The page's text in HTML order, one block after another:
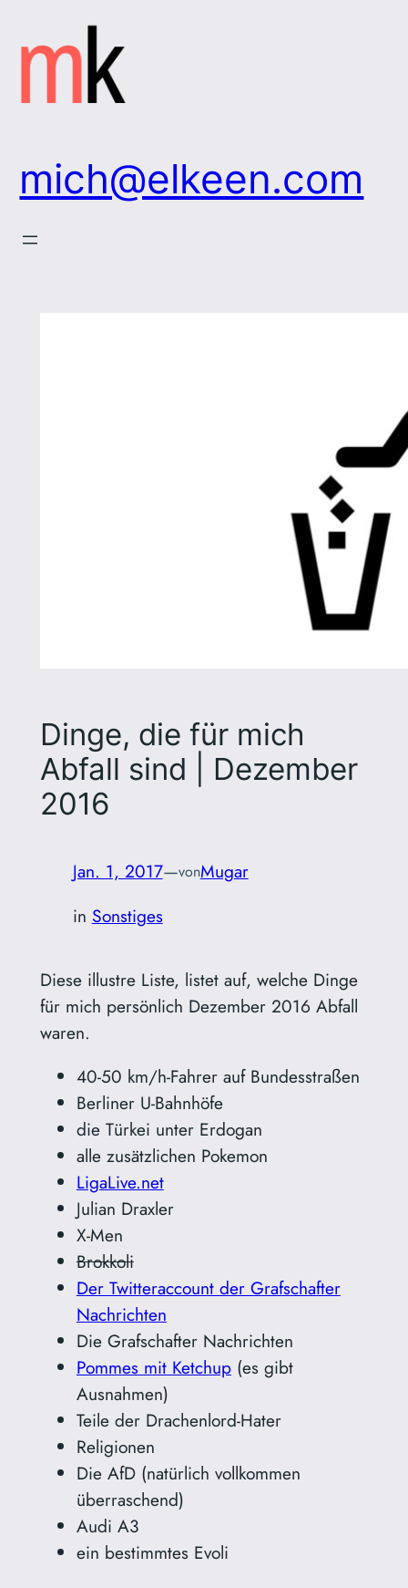
Inhalt
springen
mich@elkeen.com
Dinge, die für mich
Abfall sind | Dezember
2016
Jan. 1, 2017—vonMugar
in Sonstiges
Diese illustre Liste, listet auf, welche Dinge
für mich persönlich Dezember 2016 Abfall
waren.
40-50 km/h-Fahrer auf Bundesstraßen
Berliner U-Bahnhöfe
die Türkei unter Erdogan
alle zusätzlichen Pokemon
LigaLive.net
Julian Draxler
X-Men
Brokkoli
Der Twitteraccount der Grafschafter
Nachrichten
Die Grafschafter Nachrichten
Pommes mit Ketchup(es gibt
Ausnahmen)
Teile der Drachenlord-Hater
Religionen
Die AfD (natürlich vollkommen
überraschend)
Audi A3
ein bestimmtes Evoli